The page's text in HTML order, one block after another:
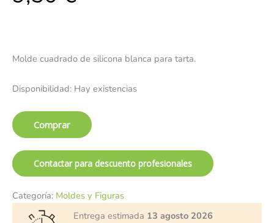
Molde cuadrado de silicona blanca para tarta.
Disponibilidad: Hay existencias
Comprar
Contactar para descuento profesionales
Categoría: Moldes y Figuras
Entrega estimada 13 agosto 2026